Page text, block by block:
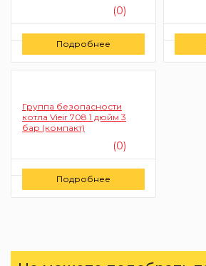
(0)
Заказать
Подробнее
Группа безопасности
котла Vieir 708 1 дюйм 3
бар (компакт)
(0)
Заказать
Подробнее